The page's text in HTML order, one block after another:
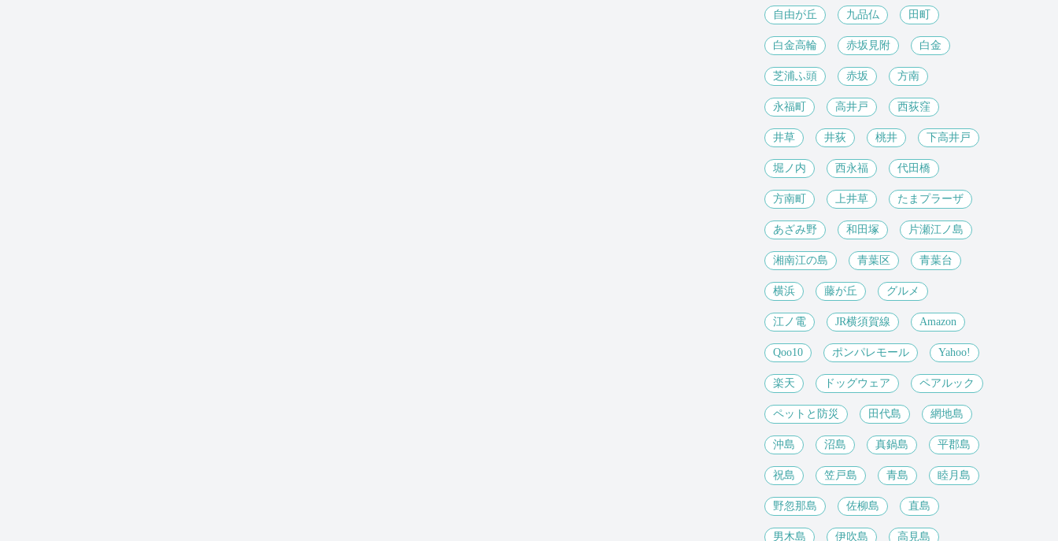
自由が丘 九品仏 田町
白金高輪 赤坂見附 白金
芝浦ふ頭 赤坂 方南
永福町 高井戸 西荻窪
井草 井荻 桃井 下高井戸
堀ノ内 西永福 代田橋
方南町 上井草 たまプラーザ
あざみ野 和田塚 片瀬江ノ島
湘南江の島 青葉区 青葉台
横浜 藤が丘 グルメ
江ノ電 JR横須賀線 Amazon
Qoo10 ポンパレモール Yahoo!
楽天 ドッグウェア ペアルック
ペットと防災 田代島 網地島
沖島 沼島 真鍋島 平郡島
祝島 笠戸島 青島 睦月島
野忽那島 佐柳島 直島
男木島 伊吹島 高見島